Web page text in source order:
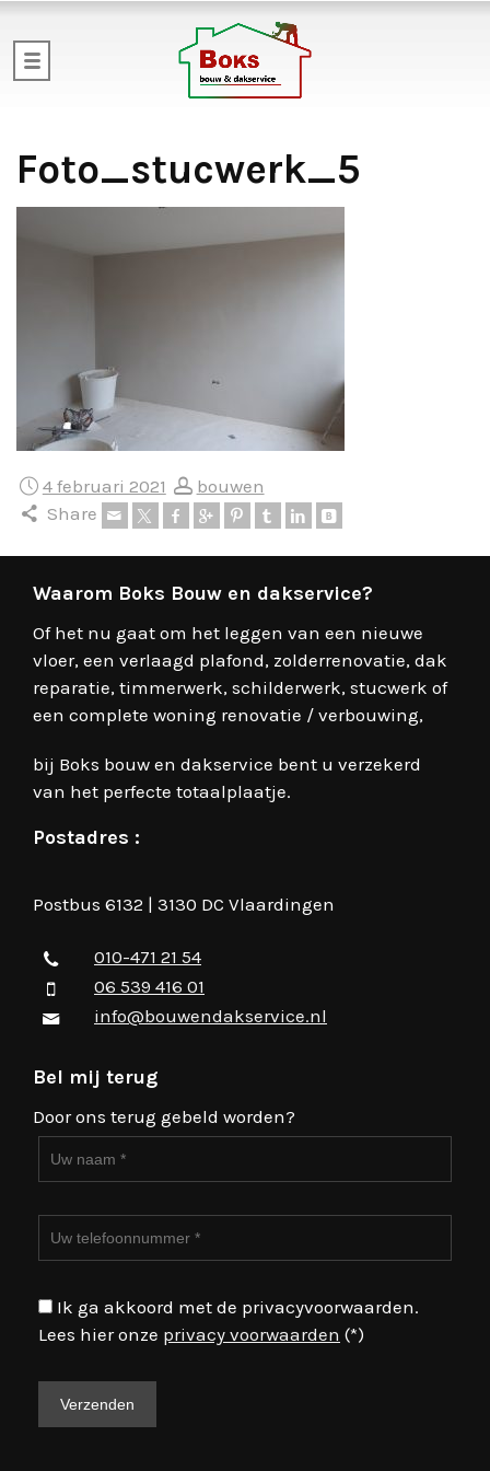
Foto_stucwerk_5
4 februari 2021
bouwen
Share
Waarom Boks Bouw en dakservice?
Of het nu gaat om het leggen van een nieuwe
vloer, een verlaagd plafond, zolderrenovatie, dak
reparatie, timmerwerk, schilderwerk, stucwerk of
een complete woning renovatie / verbouwing,
bij Boks bouw en dakservice bent u verzekerd
van het perfecte totaalplaatje.
Postadres :
Postbus 6132 | 3130 DC Vlaardingen
010-471 21 54
06 539 416 01
info@bouwendakservice.nl
Bel mij terug
Door ons terug gebeld worden?
Ik ga akkoord met de privacyvoorwaarden.
Lees hier onze privacy voorwaarden (*)